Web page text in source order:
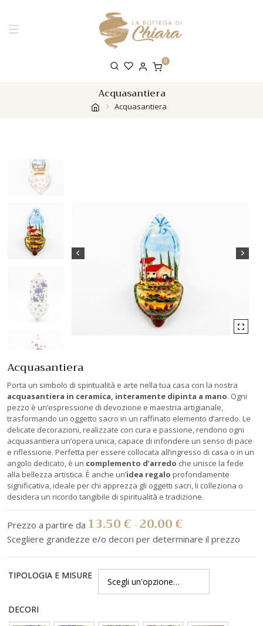
0
Acquasantiera
Acquasantiera
Acquasantiera
Porta un simbolo di spiritualità e arte nella tua casa con la nostra
acquasantiera in ceramica, interamente dipinta a mano. Ogni
pezzo è un’espressione di devozione e maestria artigianale,
trasformando un oggetto sacro in un raffinato elemento d’arredo. Le
delicate decorazioni, realizzate con cura e passione, rendono ogni
acquasantiera un’opera unica, capace di infondere un senso di pace
e riflessione. Perfetta per essere collocata all’ingresso di casa o in un
angolo dedicato, è un complemento d’arredo che unisce la fede
alla bellezza artistica. È anche un’idea regalo profondamente
significativa, ideale per chi apprezza gli oggetti sacri, li colleziona o
desidera un ricordo tangibile di spiritualità e tradizione.
13.50€ -20.00€
TIPOLOGIA E MISURE
DECORI